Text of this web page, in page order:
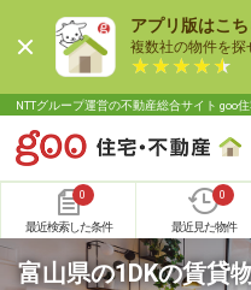
アプリ版はこち
複数社の物件を探
NTTグループ運営の不動産総合サイト goo
0
最近検索した条件
0
最近見た物件
富山県の1DKの賃貸